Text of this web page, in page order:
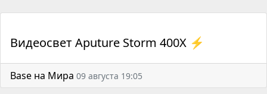
Видеосвет Aputure Storm 400X ⚡️
Base на Мира 09 августа 19:05